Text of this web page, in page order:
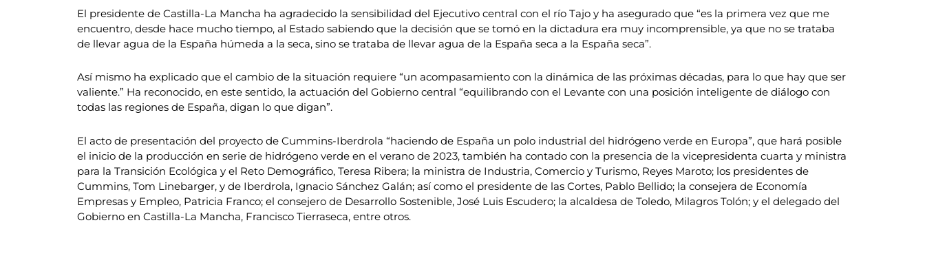
El presidente de Castilla-La Mancha ha agradecido la sensibilidad del Ejecutivo central con el río Tajo y ha asegurado que “es la primera vez que me
encuentro, desde hace mucho tiempo, al Estado sabiendo que la decisión que se tomó en la dictadura era muy incomprensible, ya que no se trataba
de llevar agua de la España húmeda a la seca, sino se trataba de llevar agua de la España seca a la España seca”.
Así mismo ha explicado que el cambio de la situación requiere “un acompasamiento con la dinámica de las próximas décadas, para lo que hay que ser
valiente.” Ha reconocido, en este sentido, la actuación del Gobierno central “equilibrando con el Levante con una posición inteligente de diálogo con
todas las regiones de España, digan lo que digan”.
El acto de presentación del proyecto de Cummins-Iberdrola “haciendo de España un polo industrial del hidrógeno verde en Europa”, que hará posible
el inicio de la producción en serie de hidrógeno verde en el verano de 2023, también ha contado con la presencia de la vicepresidenta cuarta y ministra
para la Transición Ecológica y el Reto Demográfico, Teresa Ribera; la ministra de Industria, Comercio y Turismo, Reyes Maroto; los presidentes de
Cummins, Tom Linebarger, y de Iberdrola, Ignacio Sánchez Galán; así como el presidente de las Cortes, Pablo Bellido; la consejera de Economía
Empresas y Empleo, Patricia Franco; el consejero de Desarrollo Sostenible, José Luis Escudero; la alcaldesa de Toledo, Milagros Tolón; y el delegado del
Gobierno en Castilla-La Mancha, Francisco Tierraseca, entre otros.